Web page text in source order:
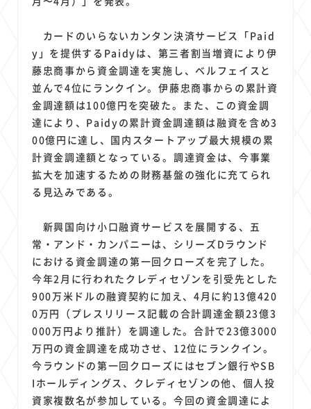
1 1
スマートホーム家電 1 クラウド 1 ライドシェア 1
ポイントサービス 1 共通ポイント 1 経済圏 1 Azure AI 1
Google Pixel 1 surface 1 会社 1 価格 1 NTTドコモ 1
オンラインサロン
カードのいらないカンタン決済サービス「Paid
y」を提供するPaidyは、第三者割当増資により伊
藤忠商事から資金調達を実施し、ベルフェイスと
並んで4位にランクイン。伊藤忠商事からの累計資
金調達額は100億円を突破た。また、この資金調
達により、Paidyの累計資金調達額は融資を含め3
00億円に達し、国内スタートアップ最大規模の累
計資金調達額となっている。調達資金は、今事業
拡大を加速するための財務基盤の強化に充てられ
る見込みである。
新興国向け小口融資サービスを展開する、五
常・アンド・カンパニーは、シリーズDラウンド
における資金調達の第一回クローズを完了した。
今年2月に行われたクレディセゾンを引受先とした
900万米ドルの融資契約に加え、4月に約13億420
0万円（プレスリリース記載の合計調達金額23億3
000万円より推計）を調達した。合計で23億3000
万円の資金調達を成功させ、12位にランクイン。
今ラウンドの第一回クローズにはセブン銀行やSB
Iホールディングス、クレディセゾンの他、個人投
資家複数名が参加している。今回の資金調達によ